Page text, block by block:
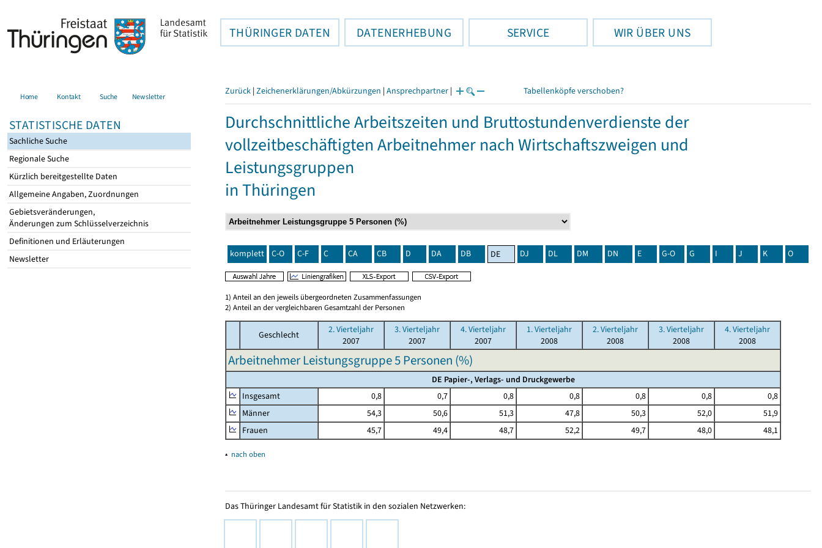
THÜRINGER DATEN DATENERHEBUNG SERVICE WIR ÜBER UNS
Home Kontakt Suche Newsletter
STATISTISCHE DATEN
Sachliche Suche
Regionale Suche
Kürzlich bereitgestellte Daten
Allgemeine Angaben, Zuordnungen
Gebietsveränderungen,
Änderungen zum Schlüsselverzeichnis
Definitionen und Erläuterungen
Newsletter
Zurück | Zeichenerklärungen/Abkürzungen | Ansprechpartner | Tabellenköpfe verschoben?
Durchschnittliche Arbeitszeiten und Bruttostundenverdienste der
vollzeitbeschäftigten Arbeitnehmer nach Wirtschaftszweigen und
Leistungsgruppen
in Thüringen
komplett C-O C-F C CA CB D DA DB DE DJ DL DM DN E G-O G I J K O
1) Anteil an den jeweils übergeordneten Zusammenfassungen
2) Anteil an der vergleichbaren Gesamtzahl der Personen
Geschlecht
2. Vierteljahr
2007
3. Vierteljahr
2007
4. Vierteljahr
2007
1. Vierteljahr
2008
2. Vierteljahr
2008
3. Vierteljahr
2008
4. Vierteljahr
2008
Arbeitnehmer Leistungsgruppe 5 Personen (%)
DE Papier-, Verlags- und Druckgewerbe
Insgesamt
0,8 0,7 0,8 0,8 0,8 0,8
0,8
Männer
54,3 50,6 51,3 47,8 50,3 52,0
51,9
Frauen
45,7 49,4 48,7 52,2 49,7 48,0 48,1
▴ nach oben
Das Thüringer Landesamt für Statistik in den sozialen Netzwerken: